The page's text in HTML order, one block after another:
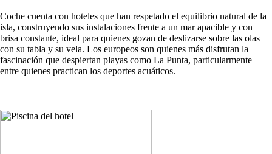
Coche cuenta con hoteles que han respetado el equilibrio natural de la
isla, construyendo sus instalaciones frente a un mar apacible y con
brisa constante, ideal para quienes gozan de deslizarse sobre las olas
con su tabla y su vela. Los europeos son quienes más disfrutan la
fascinación que despiertan playas como La Punta, particularmente
entre quienes practican los deportes acuáticos.